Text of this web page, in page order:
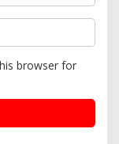
browser for